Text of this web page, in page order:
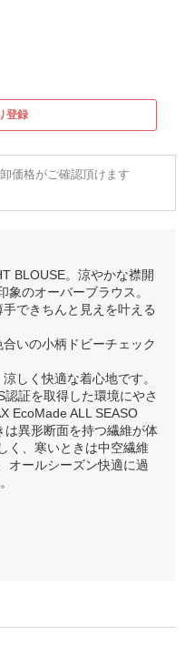
登録
価格がご確認頂けます
BLOUSE。涼やかな襟開
象のオーバーブラウス。
できちんと見えを叶える
いの小柄ドビーチェック
しく快適な着心地です。
証を取得した環境にやさ
EcoMade ALL SEASO
は異形断面を持つ繊維が体
く、寒いときは中空繊維
オールシーズン快適に過